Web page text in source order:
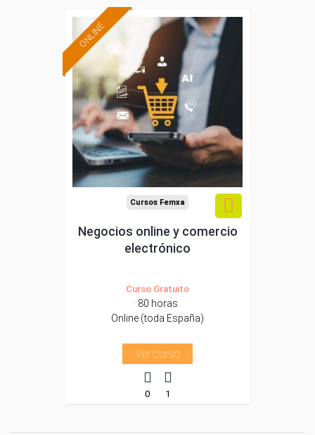
ONLINE
Formación 100%
subvencionada.
Para desempleados,
trabajadores y
autónomos.
Sector
-Comercio.
Cursos Femxa
Negocios online y comercio
electrónico
Curso Gratuito
80 horas
Online (toda España)
Ver curso
0 1